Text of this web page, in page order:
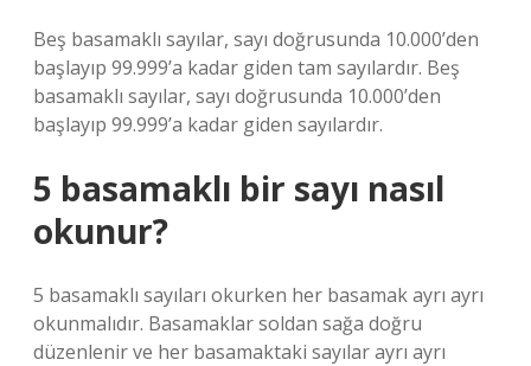
Beş basamaklı sayılar, sayı doğrusunda 10.000’den
başlayıp 99.999’a kadar giden tam sayılardır. Beş
basamaklı sayılar, sayı doğrusunda 10.000’den
başlayıp 99.999’a kadar giden sayılardır.
5 basamaklı bir sayı nasıl
okunur?
5 basamaklı sayıları okurken her basamak ayrı ayrı
okunmalıdır. Basamaklar soldan sağa doğru
düzenlenir ve her basamaktaki sayılar ayrı ayrı